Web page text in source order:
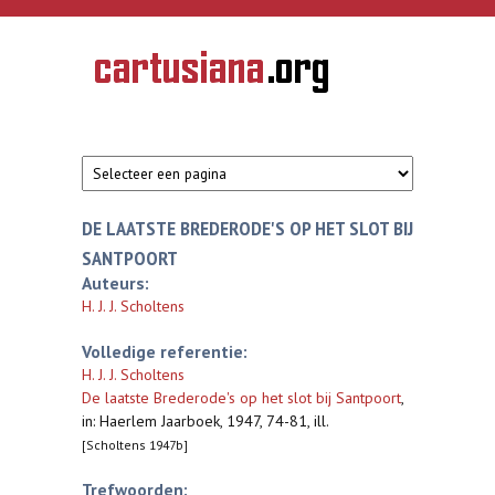
Overslaan en naar de inhoud gaan
CARTUSIANA
Geschiedenis
van de
DE LAATSTE BREDERODE'S OP HET SLOT BIJ
SANTPOORT
Auteurs:
H. J. J. Scholtens
Volledige referentie:
H. J. J. Scholtens
De laatste Brederode's op het slot bij Santpoort,
in: Haerlem Jaarboek, 1947, 74-81, ill.
[Scholtens 1947b]
Trefwoorden: